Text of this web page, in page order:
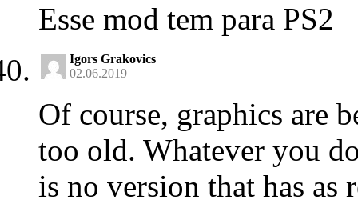
Esse mod tem para PS2
Igors Grakovics
02.06.2019
Of course, graphics are
too old. Whatever you
is no version that has as